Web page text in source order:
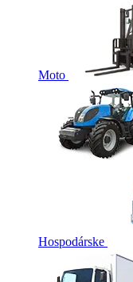
Moto
Hospodárske